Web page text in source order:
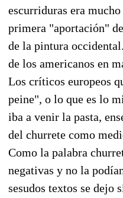
escurriduras era
primera "aportación"
de la pintura
de los americanos en
Los críticos europeos
peine", o lo que es lo
iba a venir la pasta,
del churrete como
Como la palabra
negativas y no la
sesudos textos se dejo